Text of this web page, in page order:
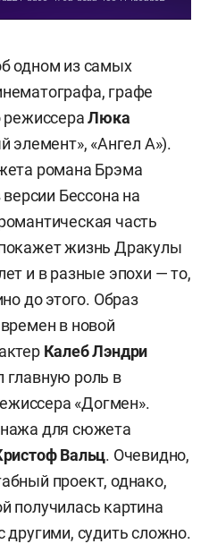
одном из самых
графе
режиссераЛюка
элемент», «Ангел А»).
романа Брэма
Бессона на
часть
жизнь Дракулы
и в разные эпохи — то,
до этого. Образ
в новой
Калеб Лэндри
главную роль в
«Догмен».
для сюжета
Вальц. Очевидно,
проект, однако,
получилась картина
другими, судить сложно.